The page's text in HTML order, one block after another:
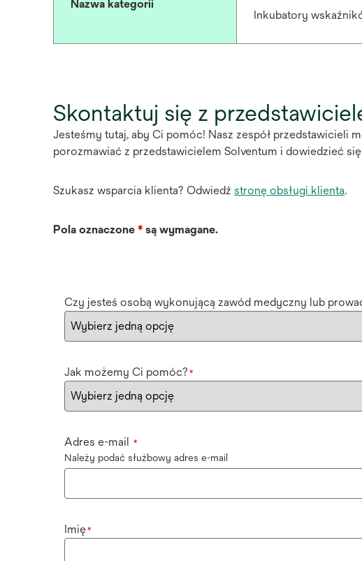
Nazwa kategorii
Inkubatory
Skontaktuj się z
Jesteśmy tutaj, aby Ci pomóc! Nasz zespół przedstawicieli
porozmawiać z przedstawicielem Solventum i dowiedzieć
Szukasz wsparcia klienta? Odwiedź stronę obsługi klienta.
Pola oznaczone * są wymagane.
Czy jesteś osobą wykonującą zawód medyczny lub
Jak możemy Ci pomóc? *
Adres e-mail *
Należy podać służbowy adres e-mail
Imię*